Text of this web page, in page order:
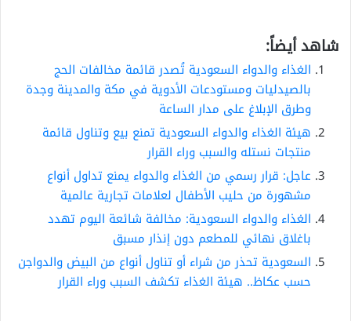
شاهد أيضاً:
الغذاء والدواء السعودية تُصدر قائمة مخالفات الحج
بالصيدليات ومستودعات الأدوية في مكة والمدينة وجدة
وطرق الإبلاغ على مدار الساعة
هيئة الغذاء والدواء السعودية تمنع بيع وتناول قائمة
منتجات نستله والسبب وراء القرار
عاجل: قرار رسمي من الغذاء والدواء يمنع تداول أنواع
مشهورة من حليب الأطفال لعلامات تجارية عالمية
الغذاء والدواء السعودية: مخالفة شائعة اليوم تهدد
باغلاق نهائي للمطعم دون إنذار مسبق
السعودية تحذر من شراء أو تناول أنواع من البيض والدواجن
حسب عكاظ.. هيئة الغذاء تكشف السبب وراء القرار